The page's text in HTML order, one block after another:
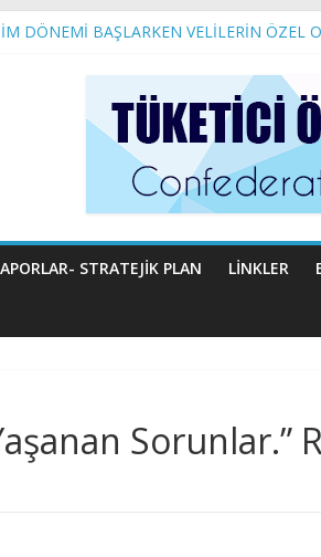
GERİYE GÖTÜRÜLEMEZ!
VEKİLİ SAYIN NURİ ASLAN’A AÇIK
Temel Gıda Maddelerinin Hayatımıza Etkileri
STRATEJIK PLAN LINKLER
Sorunlar.”